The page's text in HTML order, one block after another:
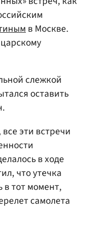
в Москве.
слежкой
оставить
эти встречи
в ходе
что утечка
тот момент,
самолета